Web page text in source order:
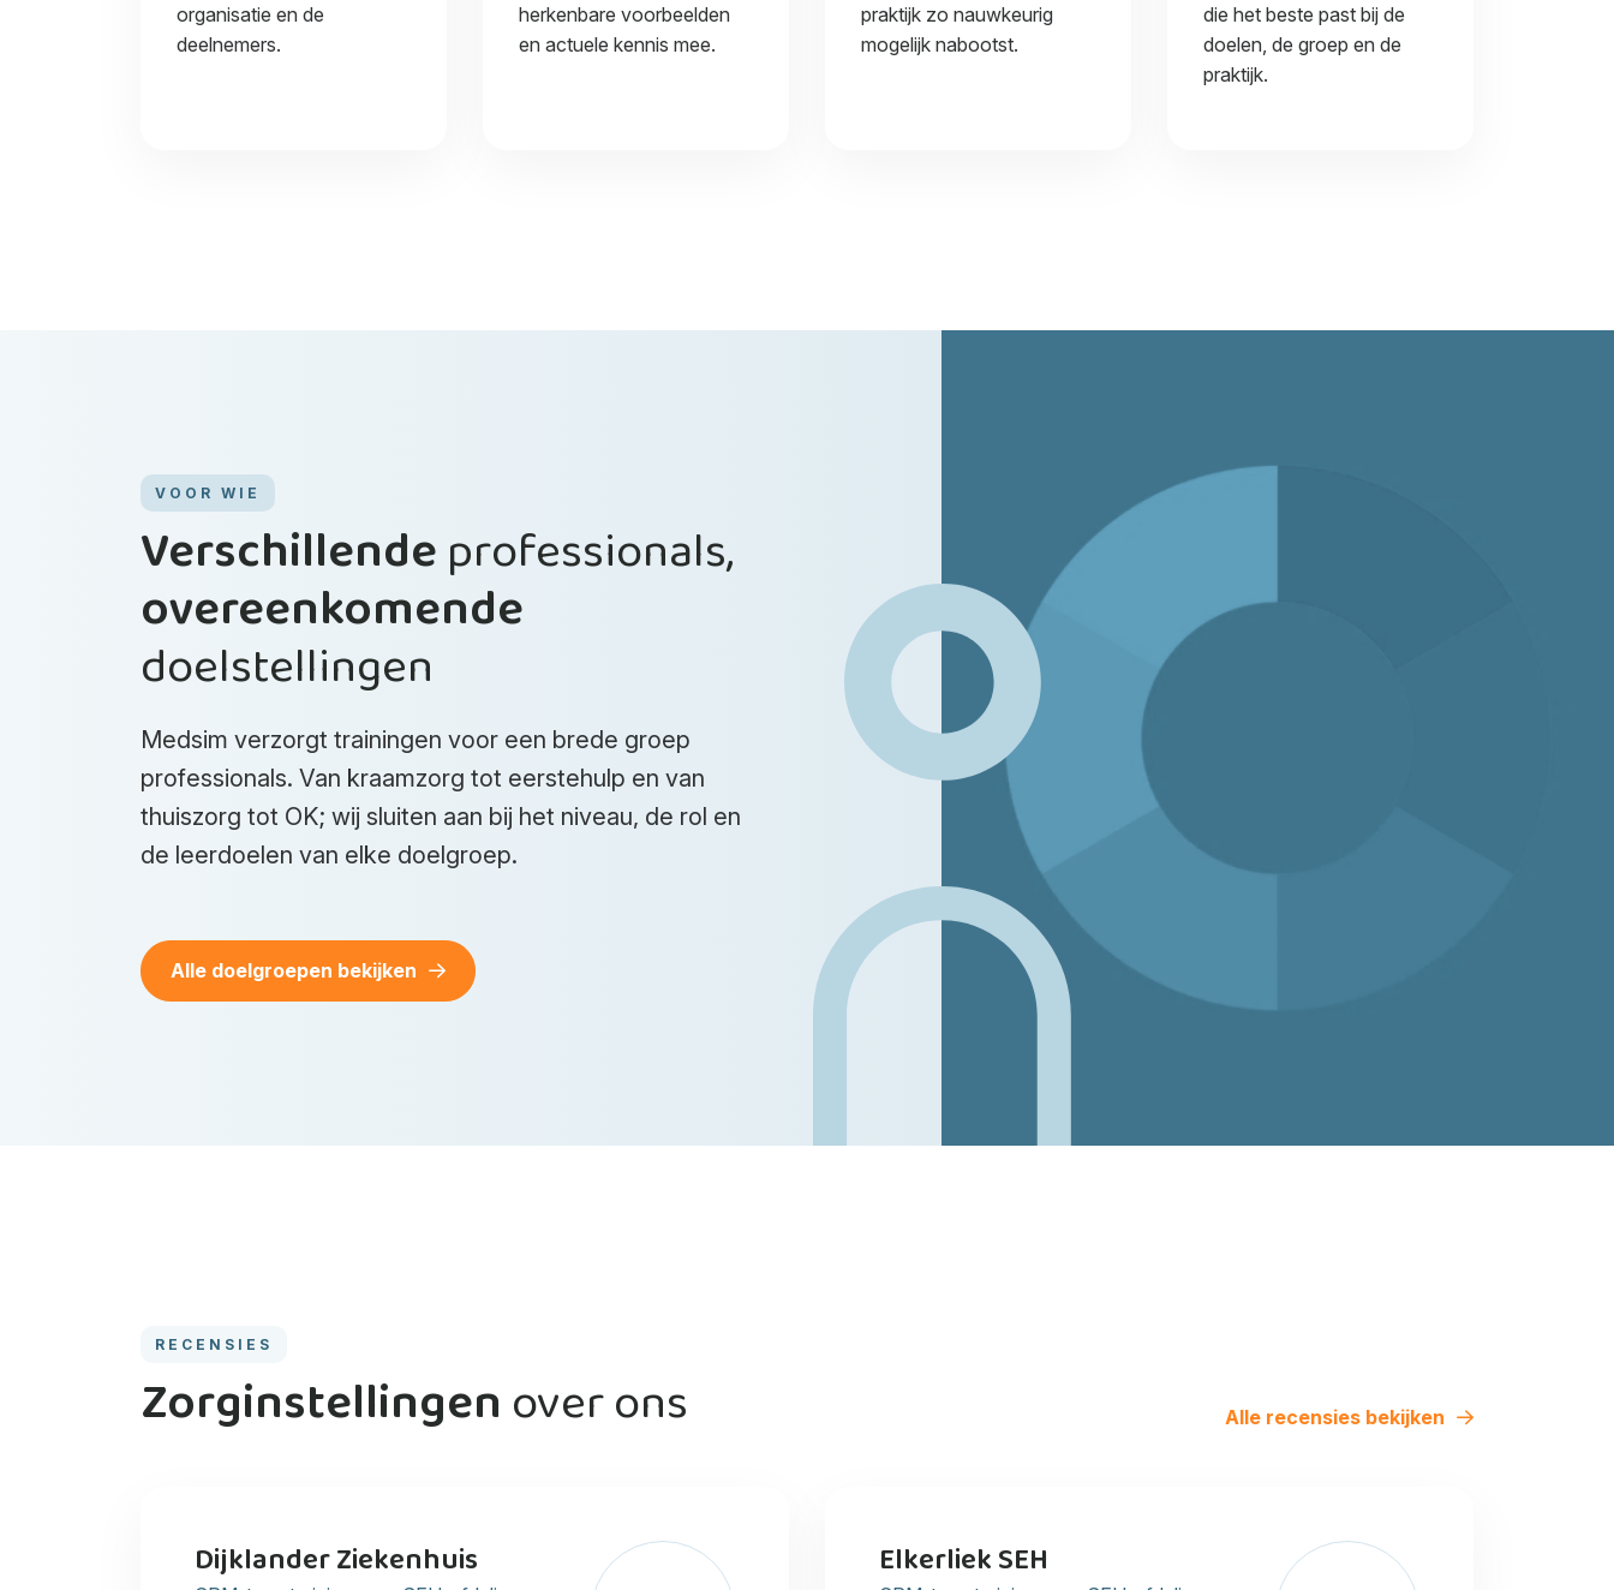
organisatie en de
deelnemers.
herkenbare voorbeelden
en actuele kennis mee.
praktijk zo nauwkeurig
mogelijk nabootst.
die het beste past bij de
doelen, de groep en de
praktijk.
VOOR WIE
Verschillendeprofessionals,
overeenkomende
doelstellingen
Medsim verzorgt trainingen voor een brede groep
professionals. Van kraamzorg tot eerstehulp en van
thuiszorg tot OK; wij sluiten aan bij het niveau, de rol en
de leerdoelen van elke doelgroep.
Alle doelgroepen bekijken
RECENSIES
Zorginstellingen over ons Alle recensies bekijken
Dijklander Ziekenhuis Elkerliek SEH